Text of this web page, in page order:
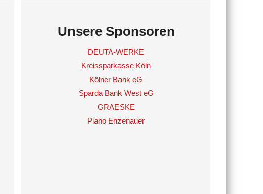
Unsere Sponsoren
DEUTA-WERKE
Kreissparkasse Köln
Kölner Bank eG
Sparda Bank West eG
GRAESKE
Piano Enzenauer